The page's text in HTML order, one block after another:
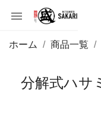

ホーム 商品一覧
分解式ハサ